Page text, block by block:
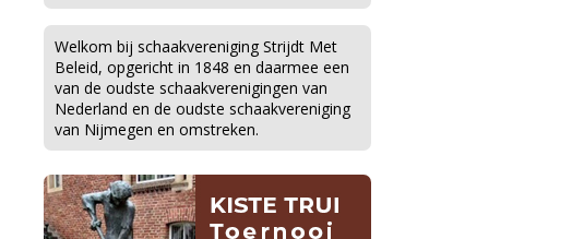
Welkom bij schaakvereniging Strijdt Met
Beleid, opgericht in 1848 en daarmee een
van de oudste schaakverenigingen van
Nederland en de oudste schaakvereniging
van Nijmegen en omstreken.